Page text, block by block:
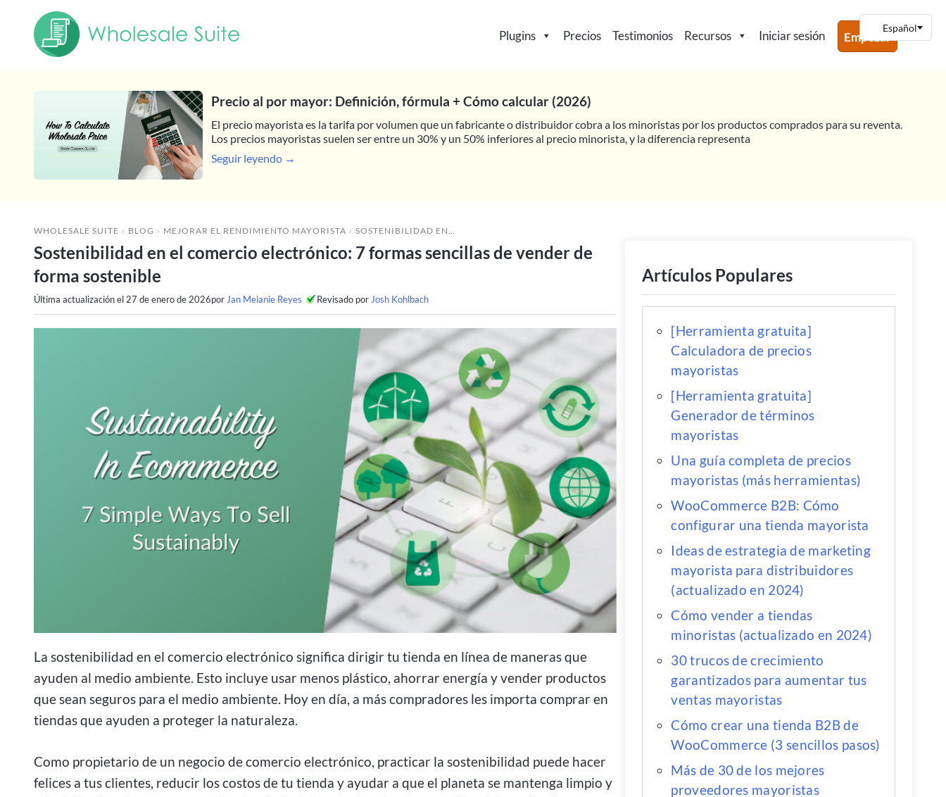
Plugins Precios Testimonios Recursos Iniciar sesión Empezar
Precio al por mayor: Definición, fórmula + Cómo calcular (2026)
El precio mayorista es la tarifa por volumen que un fabricante o distribuidor cobra a los minoristas por los productos comprados para su reventa.
Los precios mayoristas suelen ser entre un 30% y un 50% inferiores al precio minorista, y la diferencia representa
Seguir leyendo →
WHOLESALE SUITE » BLOG » MEJORAR EL RENDIMIENTO MAYORISTA » SOSTENIBILIDAD EN EL COMERCIO ELECTRÓNICO: 7 FORMAS SENCILLAS DE VENDER DE FORMA SOSTENIBLE
Sostenibilidad en el comercio electrónico: 7 formas sencillas de vender de
forma sostenible
Última actualización el 27 de enero de 2026por Jan Melanie Reyes Revisado por Josh Kohlbach
La sostenibilidad en el comercio electrónico significa dirigir tu tienda en línea de maneras que
ayuden al medio ambiente. Esto incluye usar menos plástico, ahorrar energía y vender productos
que sean seguros para el medio ambiente. Hoy en día, a más compradores les importa comprar en
tiendas que ayuden a proteger la naturaleza.
Como propietario de un negocio de comercio electrónico, practicar la sostenibilidad puede hacer
felices a tus clientes, reducir los costos de tu tienda y ayudar a que el planeta se mantenga limpio y
Artículos Populares
[Herramienta gratuita]
Calculadora de precios
mayoristas
[Herramienta gratuita]
Generador de términos
mayoristas
Una guía completa de precios
mayoristas (más herramientas)
WooCommerce B2B: Cómo
configurar una tienda mayorista
Ideas de estrategia de marketing
mayorista para distribuidores
(actualizado en 2024)
Cómo vender a tiendas
minoristas (actualizado en 2024)
30 trucos de crecimiento
garantizados para aumentar tus
ventas mayoristas
Cómo crear una tienda B2B de
WooCommerce (3 sencillos pasos)
Más de 30 de los mejores
proveedores mayoristas